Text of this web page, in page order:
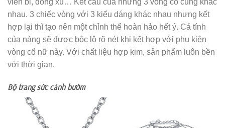
nhau. 3 chiếc vòng với 3 kiểu dáng khác nhau nhưng kết
hợp lại thì tạo nên một chỉnh thể hoàn hảo hết ý. Cá tính
của nàng sẽ được bộc lộ rõ nét khi kết hợp với phụ kiện
vòng cổ nữ này. Với chất liệu hợp kim, sản phẩm luôn bền
với thời gian.
Bộ trang sức cánh bướm